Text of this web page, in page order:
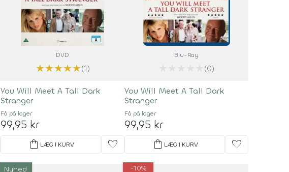
DVD
★★★★★(1)
You Will Meet A Tall Dark
Stranger
Få på lager
99,95 kr
shopping_bag LÆG I KURV favorite
Blu-Ray
(0)
You Will Meet A Tall Dark
Stranger
Få på lager
99,95 kr
shopping_bag LÆG I KURV favorite
Nyhed -10%